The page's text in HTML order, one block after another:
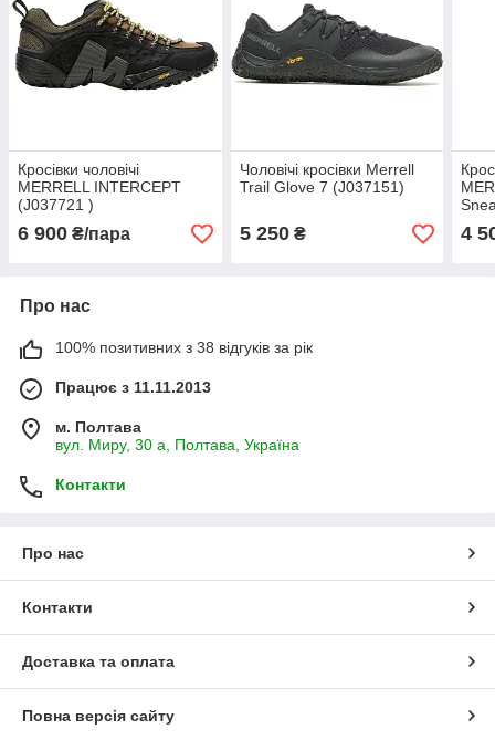
Кросівки чоловічі
MERRELL INTERCEPT
(J037721 )
6 900 ₴/пара
Чоловічі кросівки Merrell
Trail Glove 7 (J037151)
5 250₴ 4
Про нас
100% позитивних з 38 відгуків за рік
Працює з 11.11.2013
м. Полтава
вул. Миру, 30 а, Полтава, Україна
Контакти
Про нас
Контакти
Доставка та оплата
Повна версія сайту